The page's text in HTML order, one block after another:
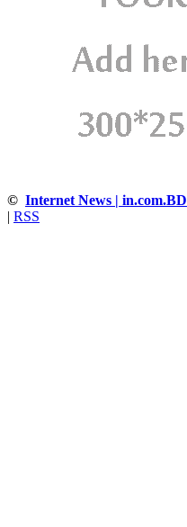
© Internet News | in.com.BD
RSS